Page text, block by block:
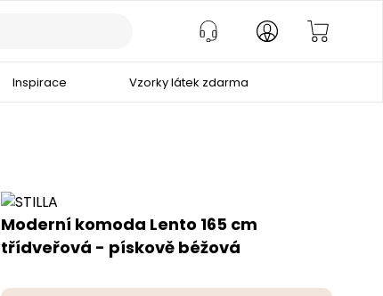
Inspirace Vzorky látek zdarma
Moderní komoda Lento 165 cm
třídveřová - pískově béžová